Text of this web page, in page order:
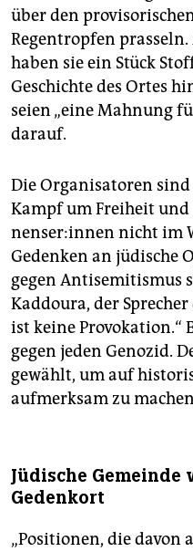
über den
Regentropfen prasseln.
haben sie ein Stück
Geschichte des Ortes
seien „eine Mahnung
darauf.
Die Organisatoren
Kampf um Freiheit
nen­se­r:in­nen nicht im
Gedenken an jüdische
gegen Antisemitismus
Kaddoura, der
ist keine Provokation.“
gegen jeden Genozid.
gewählt, um auf
aufmerksam zu
Jüdische
Gedenkort
„Positionen, die davon